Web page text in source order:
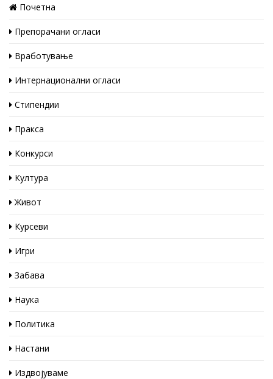
Почетна
Препорачани огласи
Вработување
Интернационални огласи
Стипендии
Пракса
Конкурси
Култура
Живот
Курсеви
Игри
Забава
Наука
Политика
Настани
Издвојуваме